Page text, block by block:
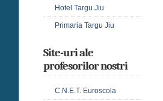
Hotel Targu Jiu
Primaria Targu Jiu
Site-uri ale
profesorilor nostri
C.N.E.T. Euroscola